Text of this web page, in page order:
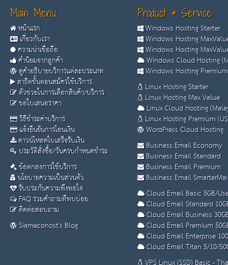
Main Menu
หน้าแรก
เกี่ยวกับเรา
ความน่าเชื่อถือ
คำนิยมจากลูกค้า
ดูคำอธิบายบริการแต่ละประเภท
สาธิตขั้นตอนสมัครใช้บริการ
ตัวช่วยในการเลือกสินค้า/บริการ
ขอใบเสนอราคา
วิธีชำระค่าบริการ
แจ้งยืนยันการโอนเงิน
ดาวน์โหลดใบเสร็จรับเงิน
ประวัติสั่งซื้อ/วันครบกำหนดชำระ
ข้อตกลงการใช้บริการ
นโยบายความเป็นส่วนตัว
รับประกันความพึงพอใจ
FAQ รวมคำถามที่พบบ่อย
ติดต่อสอบถาม
Siamecohost's Blog
Product & Service
Windows Hosting Starter
Windows Hosting
Windows Hosting
Windows Cloud Hosting
Windows Hosting
Linux Hosting Starter
Linux Hosting Max Value
Linux Cloud Hosting
Linux Hosting Premium
WordPress Cloud Hosting
Business Email Economy
Business Email Standard
Business Email Premium
Business Email
Cloud Email Basic 5GB/
Cloud Email Standard
Cloud Email Business
Cloud Email Premium
Cloud Email Enterprise
Cloud Email Titan 5/10/